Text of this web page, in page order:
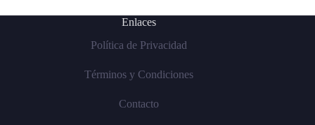
Enlaces
Política de Privacidad
Términos y Condiciones
Contacto